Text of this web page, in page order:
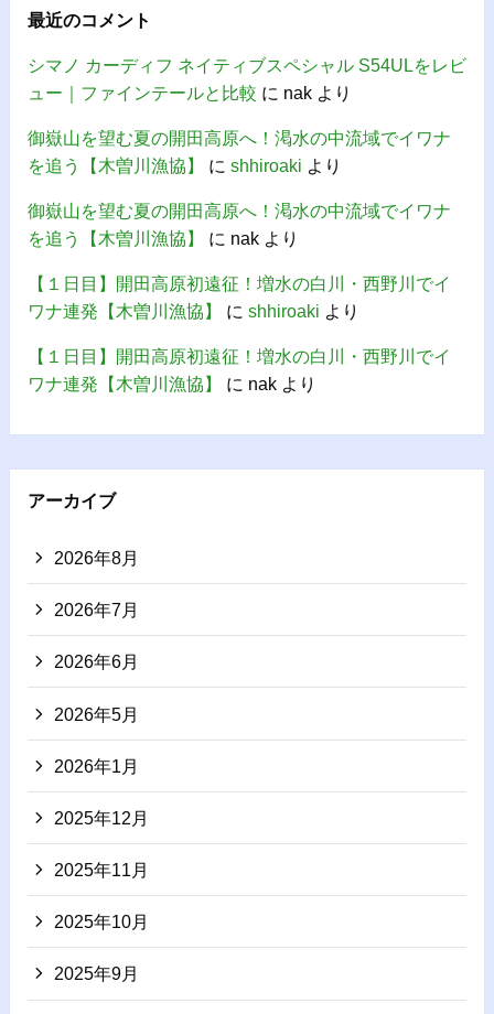
最近のコメント
シマノ カーディフ ネイティブスペシャル S54ULをレビ
ュー｜ファインテールと比較 に nakより
御嶽山を望む夏の開田高原へ！渇水の中流域でイワナ
を追う【木曽川漁協】
に shhiroaki より
御嶽山を望む夏の開田高原へ！渇水の中流域でイワナ
を追う【木曽川漁協】
に nakより
【１日目】開田高原初遠征！増水の白川・西野川でイ
ワナ連発【木曽川漁協】
に shhiroaki より
【１日目】開田高原初遠征！増水の白川・西野川でイ
ワナ連発【木曽川漁協】
に nakより
アーカイブ
2026年8月
2026年7月
2026年6月
2026年5月
2026年1月
2025年12月
2025年11月
2025年10月
2025年9月